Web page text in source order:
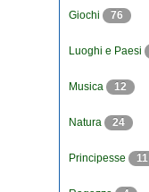
Giochi 76
Luoghi e Paesi
Musica 12
Natura 24
Principesse 11